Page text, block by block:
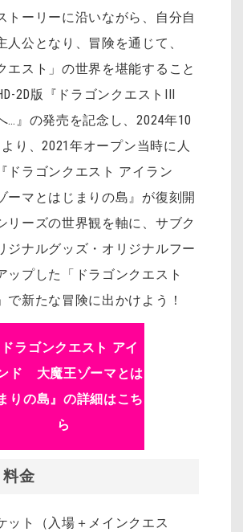
トーリーに沿いながら、自分自
人公となり、冒険を通じて、
エスト」の世界を堪能すること
2D版『ドラゴンクエストIII
…』の発売を記念し、2024年10
り、2021年オープン当時に人
ドラゴンクエスト アイラン
マとはじまりの島』が復刻開
リーズの世界観を軸に、サブク
ジナルグッズ・オリジナルフー
ップした「ドラゴンクエスト
で新たな冒険に出かけよう！
ドラゴンクエスト アイ
ド 大魔王ゾーマとは
りの島』の詳細はこち
ら
金
ット（入場＋メインクエス